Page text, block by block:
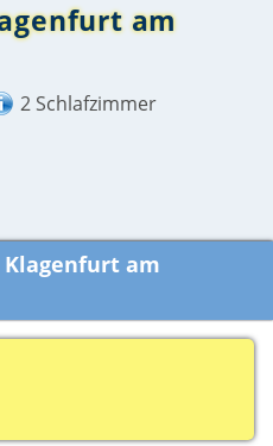
am
2 Schlafzimmer
am